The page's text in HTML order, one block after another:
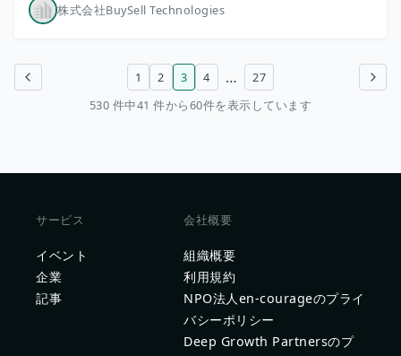
株式会社BuySell Technologies
前のページ 次のページ
1 2 3 4 …
27
530 件中41 件から60件を表示しています
サービス
イベント
企業
記事
会社概要
組織概要
利用規約
NPO法人en-courageのプライ
バシーポリシー
Deep Growth Partnersのプ